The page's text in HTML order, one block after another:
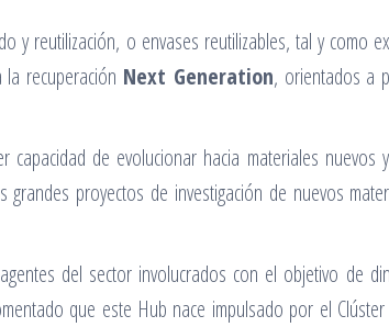
y reutilización, o envases reutilizables, tal y como
recuperación Next Generation, orientados a
de evolucionar hacia materiales nuevos
proyectos de investigación de nuevos
del sector involucrados con el objetivo de
que este Hub nace impulsado por el